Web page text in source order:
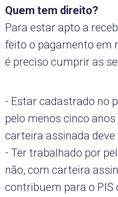
Quem tem direito?
Para estar apto a
feito o pagamento em
é preciso cumprir as
- Estar cadastrado no
pelo menos cinco
carteira assinada
- Ter trabalhado por
não, com carteira
contribuem para o PIS